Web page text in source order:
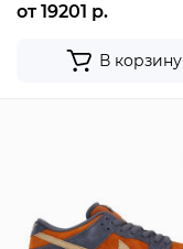
от 19201 р.
В корзину